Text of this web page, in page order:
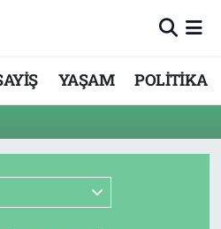
YAŞAM POLİTİKA
Haritası
ve Fikstür